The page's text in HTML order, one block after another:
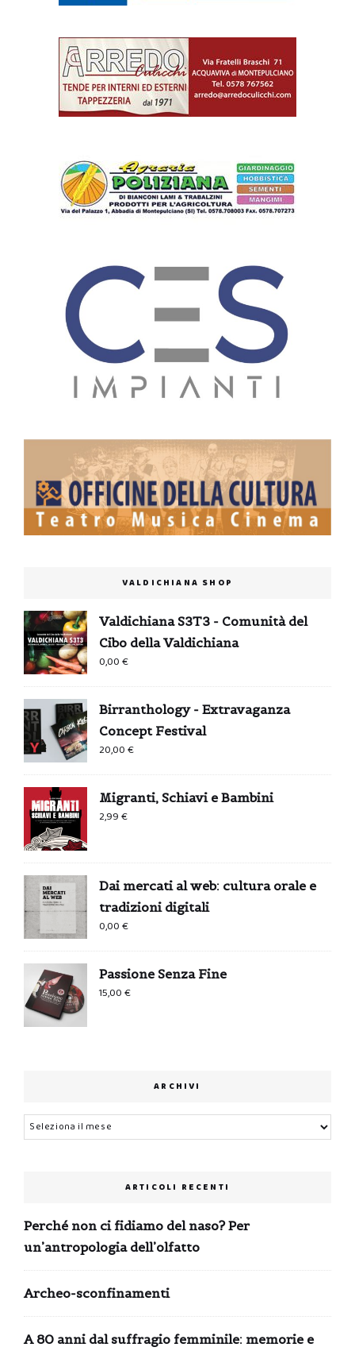
VALDICHIANA SHOP
Valdichiana S3T3 - Comunità del
Cibo della Valdichiana
0,00€
Birranthology - Extravaganza
Concept Festival
20,00€
Migranti, Schiavi e Bambini
2,99€
Dai mercati al web: cultura orale e
tradizioni digitali
0,00€
Passione Senza Fine
15,00€
ARCHIVI
Archivi
ARTICOLI RECENTI
Perché non ci fidiamo del naso? Per
un’antropologia dell’olfatto
Archeo-sconfinamenti
A 80 anni dal suffragio femminile: memorie e